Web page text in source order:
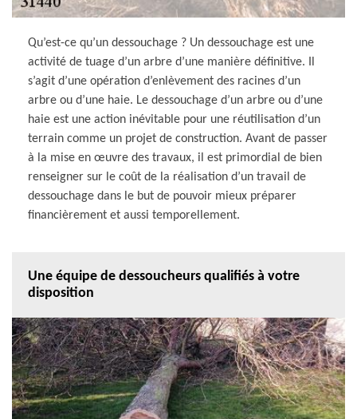
Qu’est-ce qu’un dessouchage ? Un dessouchage est une
activité de tuage d’un arbre d’une manière définitive. Il
s’agit d’une opération d’enlèvement des racines d’un
arbre ou d’une haie. Le dessouchage d’un arbre ou d’une
haie est une action inévitable pour une réutilisation d’un
terrain comme un projet de construction. Avant de passer
à la mise en œuvre des travaux, il est primordial de bien
renseigner sur le coût de la réalisation d’un travail de
dessouchage dans le but de pouvoir mieux préparer
financièrement et aussi temporellement.
Une équipe de dessoucheurs qualifiés à votre
disposition